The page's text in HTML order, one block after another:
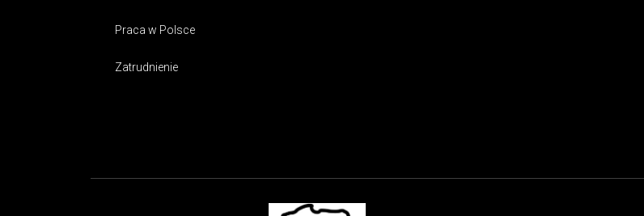
Praca w Polsce
Zatrudnienie